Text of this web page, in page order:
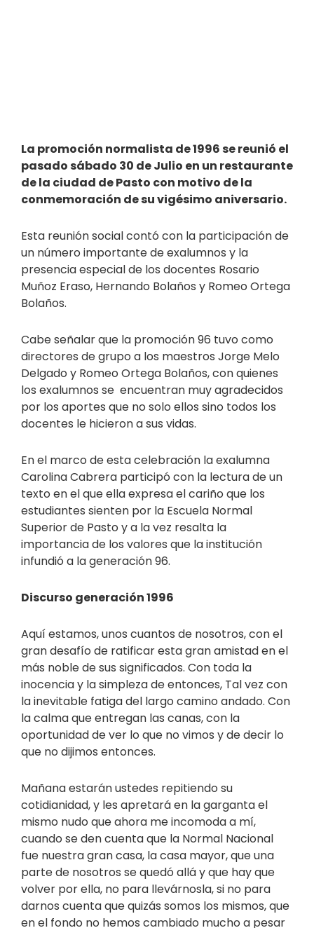
La promoción normalista de 1996 se reunió el
pasado sábado 30 de Julio en un restaurante
de la ciudad de Pasto con motivo de la
conmemoración de su vigésimo aniversario.
Esta reunión social contó con la participación de
un número importante de exalumnos y la
presencia especial de los docentes Rosario
Muñoz Eraso, Hernando Bolaños y Romeo Ortega
Bolaños.
Cabe señalar que la promoción 96 tuvo como
directores de grupo a los maestros Jorge Melo
Delgado y Romeo Ortega Bolaños, con quienes
los exalumnos se encuentran muy agradecidos
por los aportes que no solo ellos sino todos los
docentes le hicieron a sus vidas.
En el marco de esta celebración la exalumna
Carolina Cabrera participó con la lectura de un
texto en el que ella expresa el cariño que los
estudiantes sienten por la Escuela Normal
Superior de Pasto y a la vez resalta la
importancia de los valores que la institución
infundió a la generación 96.
Discurso generación 1996
Aquí estamos, unos cuantos de nosotros, con el
gran desafío de ratificar esta gran amistad en el
más noble de sus significados. Con toda la
inocencia y la simpleza de entonces, Tal vez con
la inevitable fatiga del largo camino andado. Con
la calma que entregan las canas, con la
oportunidad de ver lo que no vimos y de decir lo
que no dijimos entonces.
Mañana estarán ustedes repitiendo su
cotidianidad, y les apretará en la garganta el
mismo nudo que ahora me incomoda a mí,
cuando se den cuenta que la Normal Nacional
fue nuestra gran casa, la casa mayor, que una
parte de nosotros se quedó allá y que hay que
volver por ella, no para llevárnosla, si no para
darnos cuenta que quizás somos los mismos, que
en el fondo no hemos cambiado mucho a pesar